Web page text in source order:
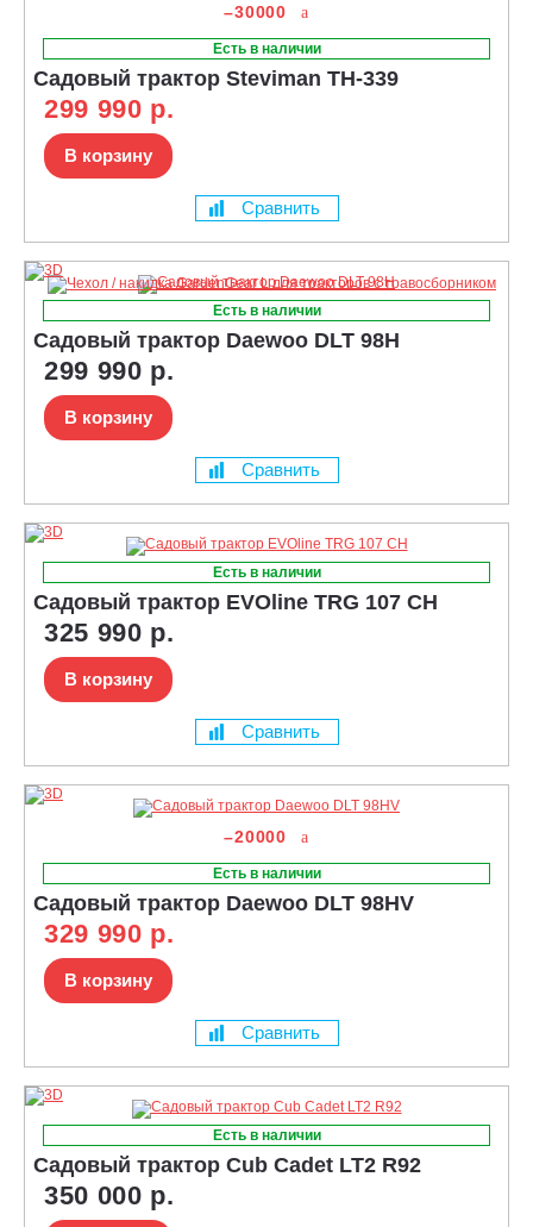
–30000
Есть в наличии
Садовый трактор Steviman TH-339
299 990 р.
В корзину
Сравнить
Есть в наличии
Садовый трактор Daewoo DLT 98H
299 990 р.
В корзину
Сравнить
Есть в наличии
Садовый трактор EVOline TRG 107 CH
325 990 р.
В корзину
Сравнить
–20000
Есть в наличии
Садовый трактор Daewoo DLT 98HV
329 990 р.
В корзину
Сравнить
Есть в наличии
Садовый трактор Cub Cadet LT2 R92
350 000 р.